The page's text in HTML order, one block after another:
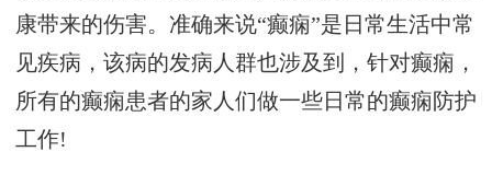
康带来的伤害。准确来说“癫痫”是日常生活中常
见疾病，该病的发病人群也涉及到，针对癫痫，
所有的癫痫患者的家人们做一些日常的癫痫防护
工作!